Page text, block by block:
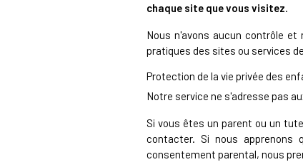
chaque site que vous visitez.
Nous n'avons aucun contrôle
pratiques des sites ou services
Protection de la vie privée des
Notre service ne s'adresse pas
Si vous êtes un parent ou un
contacter. Si nous apprenons
consentement parental, nous